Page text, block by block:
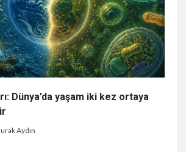
Dünya’da yaşam iki kez ortaya
Aydın